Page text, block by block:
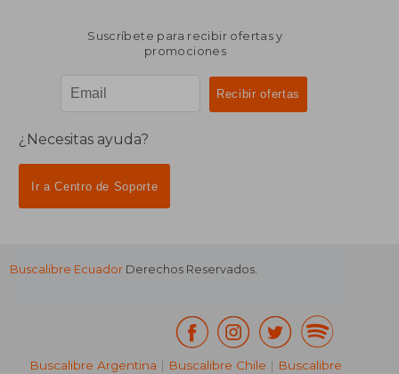
Suscríbete para recibir ofertas y
promociones
¿Necesitas ayuda?
Ir a Centro de Soporte
Buscalibre Ecuador Derechos Reservados.
Buscalibre Argentina | Buscalibre Chile | Buscalibre